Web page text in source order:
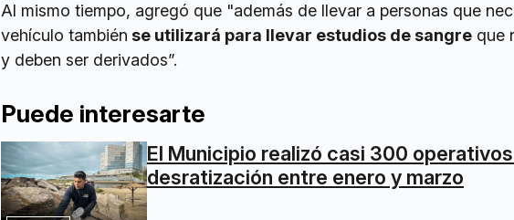
Al mismo tiempo, agregó que "además de llevar a personas que
vehículo también se utilizará para llevar estudios de sangre que
y deben ser derivados”.
Puede interesarte
El Municipio realizó casi 300
desratización entre enero y marzo